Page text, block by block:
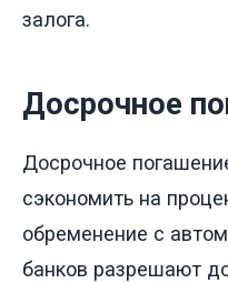
залога.
Досрочное
Досрочное
сэкономить на
обременение с
банков разрешают